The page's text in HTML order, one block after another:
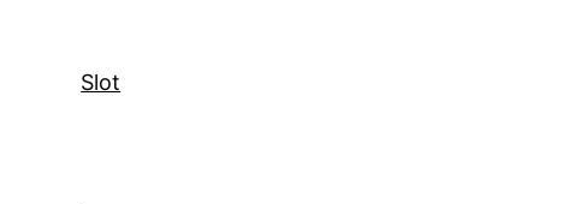
Slot